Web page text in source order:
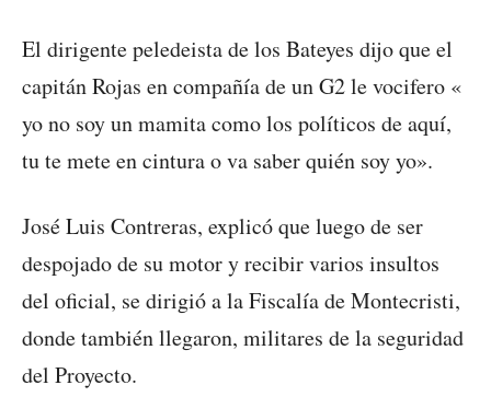
El dirigente peledeista de los Bateyes dijo que el
capitán Rojas en compañía de un G2 le vocifero «
yo no soy un mamita como los políticos de aquí,
tu te mete en cintura o va saber quién soy yo».
José Luis Contreras, explicó que luego de ser
despojado de su motor y recibir varios insultos
del oficial, se dirigió a la Fiscalía de Montecristi,
donde también llegaron, militares de la seguridad
del Proyecto.